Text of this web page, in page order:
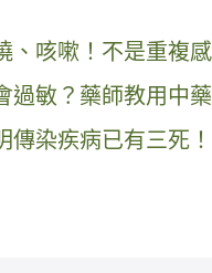
、咳嗽！不是重複
過敏？藥師教用中
傳染疾病已有三死